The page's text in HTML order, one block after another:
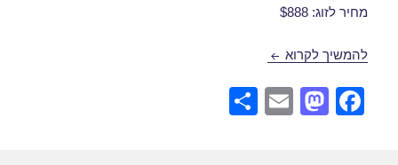
מחיר לזוג: $888
להמשיך לקרוא חבילות נופש לקוס באוקטובר 20/10/2016
F
M
E